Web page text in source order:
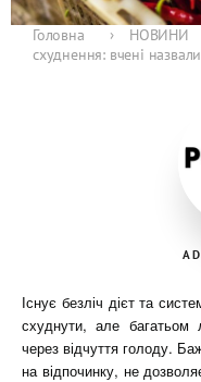
Головна › НОВИНИ
схуднення: вчені
Існує безліч дієт та
схуднути, але
через відчуття голоду.
на відпочинку, не